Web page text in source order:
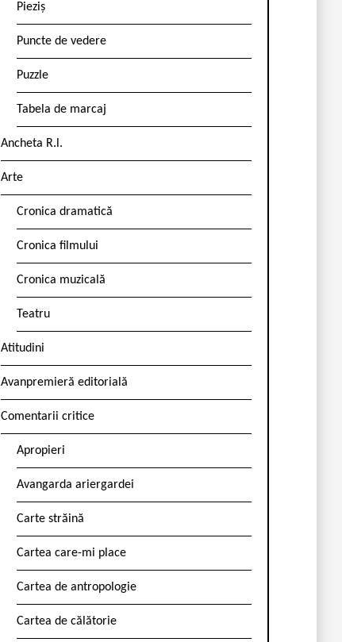
Pieziș
Puncte de vedere
Puzzle
Tabela de marcaj
Ancheta R.l.
Arte
Cronica dramatică
Cronica filmului
Cronica muzicală
Teatru
Atitudini
Avanpremieră editorială
Comentarii critice
Apropieri
Avangarda ariergardei
Carte străină
Cartea care-mi place
Cartea de antropologie
Cartea de călătorie